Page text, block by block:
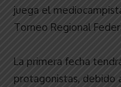
juega el
Torneo Regional
La primera fecha
protagonistas, debido